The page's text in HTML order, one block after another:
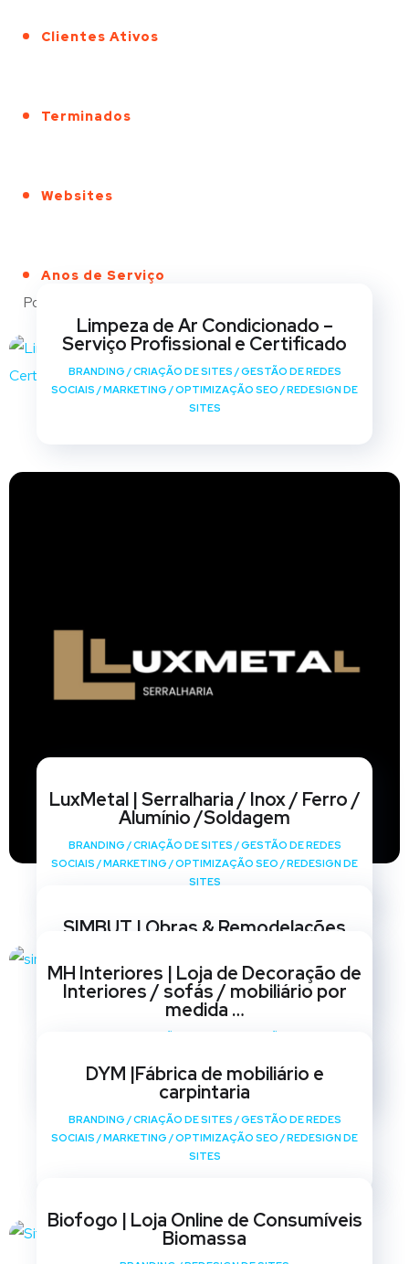
Clientes Ativos
Terminados
Websites
Anos de Serviço
Portfólio
Limpeza de Ar Condicionado –
Serviço Profissional e Certificado
BRANDING /CRIAÇÃO DE SITES /GESTÃO DE REDES
SOCIAIS /MARKETING /OPTIMIZAÇÃO SEO /REDESIGN DE
SITES
LuxMetal | Serralharia / Inox / Ferro /
Alumínio /Soldagem
BRANDING /CRIAÇÃO DE SITES /GESTÃO DE REDES
SOCIAIS /MARKETING /OPTIMIZAÇÃO SEO /REDESIGN DE
SITES
SIMBUT | Obras & Remodelações
SOCIAIS /MARKETING OPTIMIZAÇÃO SEO/ REDESIGN DE
SITES
MH Interiores | Loja de Decoração de
Interiores / sofás / mobiliário por
medida …
SITES
DYM |Fábrica de mobiliário e
carpintaria
BRANDING /CRIAÇÃO DE SITES /GESTÃO DE REDES
SOCIAIS /MARKETING /OPTIMIZAÇÃO SEO /REDESIGN DE
SITES
Biofogo | Loja Online de Consumíveis
Biomassa